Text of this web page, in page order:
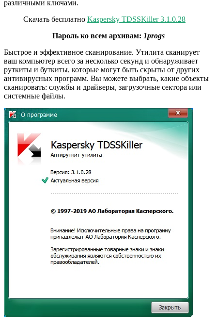
различными ключами.
Скачать бесплатно Kaspersky TDSSKiller 3.1.0.28
Пароль ко всем архивам: 1progs
Быстрое и эффективное сканирование. Утилита сканирует
ваш компьютер всего за несколько секунд и обнаруживает
руткиты и буткиты, которые могут быть скрыты от других
антивирусных программ. Вы можете выбрать, какие объекты
сканировать: службы и драйверы, загрузочные сектора или
системные файлы.